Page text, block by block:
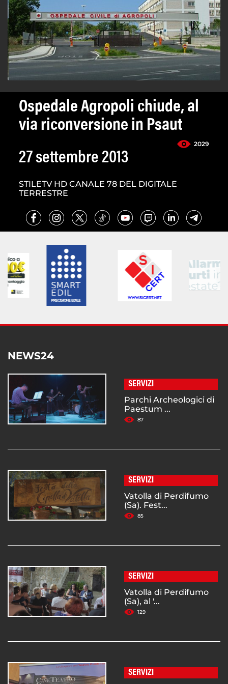
Ospedale Agropoli chiude, al
via riconversione in Psaut
2029
27 settembre 2013
STILETV HD CANALE 78 DEL DIGITALE
TERRESTRE
NEWS24
SERVIZI
Parchi Archeologici di
Paestum ...
87
SERVIZI
Vatolla di Perdifumo
(Sa). Fest...
85
SERVIZI
Vatolla di Perdifumo
(Sa), al '...
129
SERVIZI